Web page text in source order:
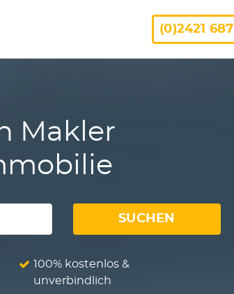
(0)2421
Makler
SUCHEN
100% kostenlos &
unverbindlich